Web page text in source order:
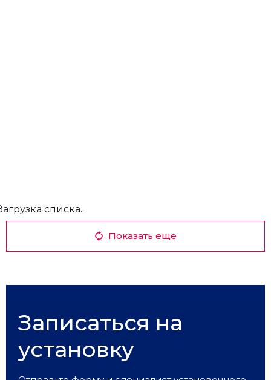
списка..
Показать еще
Записаться на
установку